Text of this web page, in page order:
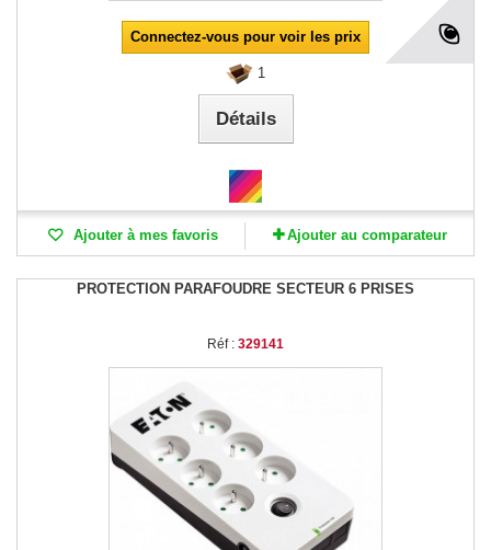
Connectez-vous pour voir les prix
1
Détails
Ajouter à mes favoris Ajouter au comparateur
PROTECTION PARAFOUDRE SECTEUR 6 PRISES
Réf : 329141